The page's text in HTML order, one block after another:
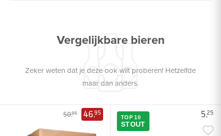
Vergelijkbare bieren
Zeker weten dat je deze ook wilt proberen! Hetzelfde
maar dan anders.
50.95 46.95 5.25
TOP 10
STOUT